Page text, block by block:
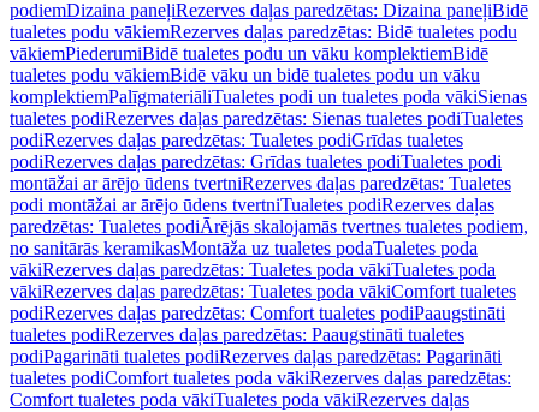
podiemDizaina paneļiRezerves daļas paredzētas: Dizaina paneļiBidē
tualetes podu vākiemRezerves daļas paredzētas: Bidē tualetes podu
vākiemPiederumiBidē tualetes podu un vāku komplektiemBidē
tualetes podu vākiemBidē vāku un bidē tualetes podu un vāku
komplektiemPalīgmateriāliTualetes podi un tualetes poda vākiSienas
tualetes podiRezerves daļas paredzētas: Sienas tualetes podiTualetes
podiRezerves daļas paredzētas: Tualetes podiGrīdas tualetes
podiRezerves daļas paredzētas: Grīdas tualetes podiTualetes podi
montāžai ar ārējo ūdens tvertniRezerves daļas paredzētas: Tualetes
podi montāžai ar ārējo ūdens tvertniTualetes podiRezerves daļas
paredzētas: Tualetes podiĀrējās skalojamās tvertnes tualetes podiem,
no sanitārās keramikasMontāža uz tualetes podaTualetes poda
vākiRezerves daļas paredzētas: Tualetes poda vākiTualetes poda
vākiRezerves daļas paredzētas: Tualetes poda vākiComfort tualetes
podiRezerves daļas paredzētas: Comfort tualetes podiPaaugstināti
tualetes podiRezerves daļas paredzētas: Paaugstināti tualetes
podiPagarināti tualetes podiRezerves daļas paredzētas: Pagarināti
tualetes podiComfort tualetes poda vākiRezerves daļas paredzētas:
Comfort tualetes poda vākiTualetes poda vākiRezerves daļas